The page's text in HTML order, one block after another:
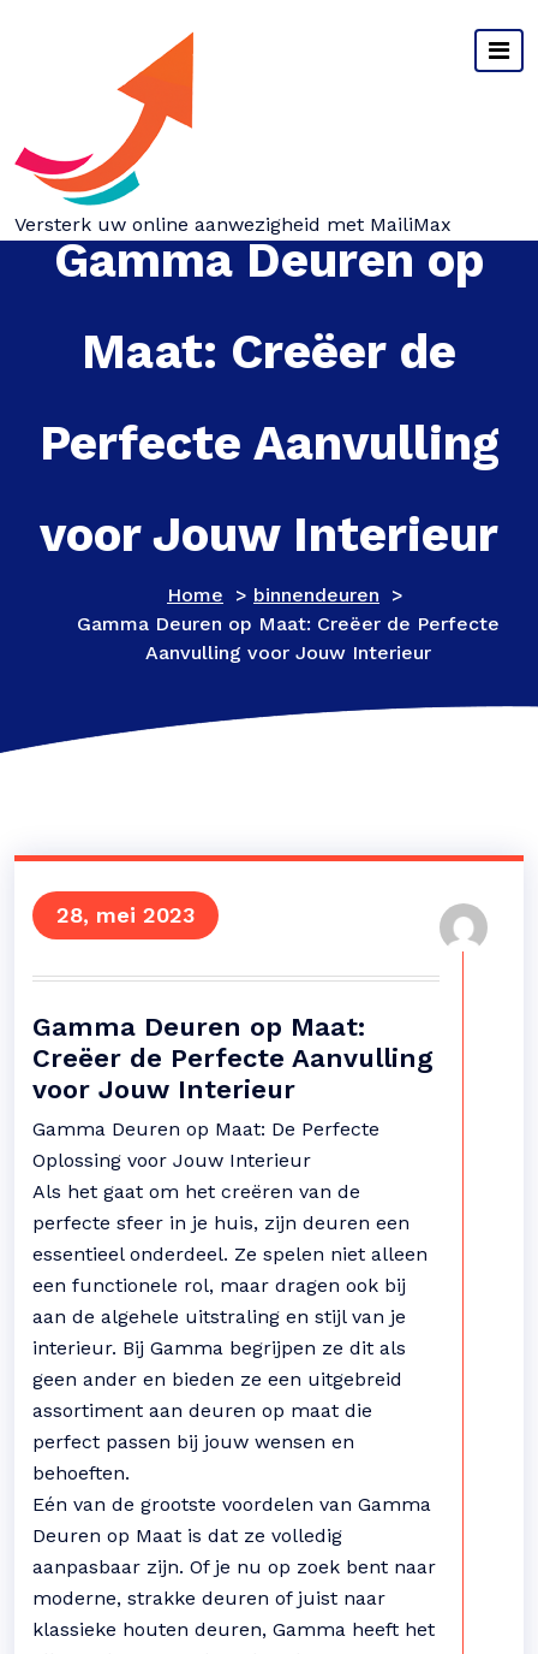
Versterk uw online aanwezigheid met MailiMax
Gamma Deuren op
Maat: Creëer de
Perfecte Aanvulling
voor Jouw Interieur
Home > binnendeuren >
Gamma Deuren op Maat: Creëer de Perfecte
Aanvulling voor Jouw Interieur
28, mei 2023
Gamma Deuren op Maat:
Creëer de Perfecte Aanvulling
voor Jouw Interieur
Gamma Deuren op Maat: De Perfecte
Oplossing voor Jouw Interieur
Als het gaat om het creëren van de
perfecte sfeer in je huis, zijn deuren een
essentieel onderdeel. Ze spelen niet alleen
een functionele rol, maar dragen ook bij
aan de algehele uitstraling en stijl van je
interieur. Bij Gamma begrijpen ze dit als
geen ander en bieden ze een uitgebreid
assortiment aan deuren op maat die
perfect passen bij jouw wensen en
behoeften.
Eén van de grootste voordelen van Gamma
Deuren op Maat is dat ze volledig
aanpasbaar zijn. Of je nu op zoek bent naar
moderne, strakke deuren of juist naar
klassieke houten deuren, Gamma heeft het